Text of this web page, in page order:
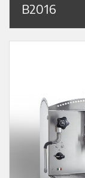
B2016